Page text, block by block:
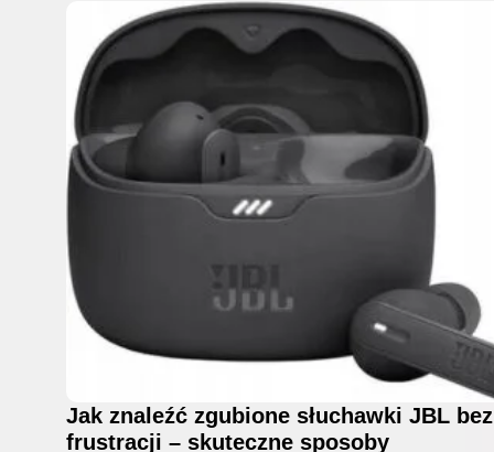
Jak znaleźć zgubione słuchawki JBL bez
frustracji – skuteczne sposoby